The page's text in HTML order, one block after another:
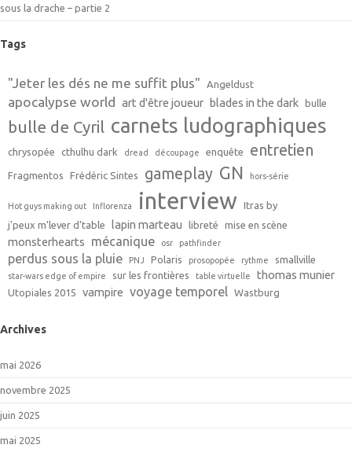
sous la drache – partie 2
Tags
"Jeter les dés ne me suffit plus" Angeldust
apocalypse world art d'être joueur blades in the dark bulle
bulle de Cyril carnets ludographiques
chrysopée cthulhu dark dread découpage enquête entretien
Fragmentos Frédéric Sintes gameplay GN hors-série
Hot guys making out Inflorenza interview
Itras by
j'peux m'lever d'table
lapin marteau libreté mise en scène
monsterhearts mécanique osr pathfinder
perdus sous la pluie PNJ Polaris prosopopée rythme smallville
star-wars edge of empire sur les frontières table virtuelle thomas munier
Utopiales 2015 vampire voyage temporel Wastburg
Archives
mai 2026
novembre 2025
juin 2025
mai 2025